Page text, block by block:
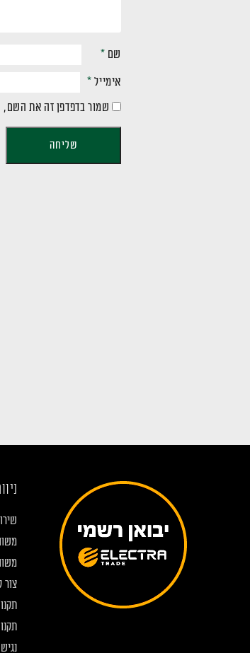
שם *
אימייל *
שמור בדפדפן זה את השם,
צור